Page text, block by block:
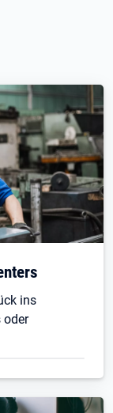
ins
oder